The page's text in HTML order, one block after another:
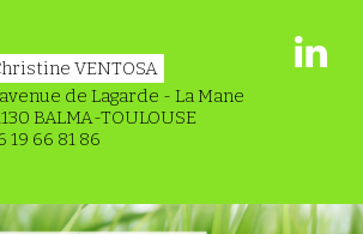
VENTOSA
de Lagarde - La Mane
BALMA-TOULOUSE
19 66 81 86